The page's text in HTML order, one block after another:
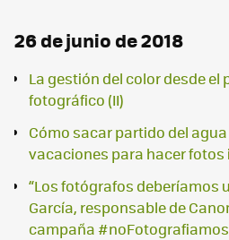
26 de junio de 2018
La gestión del color desde el
fotográfico (II)
Cómo sacar partido del
vacaciones para hacer
“Los fotógrafos deberíamos
García, responsable de
campaña